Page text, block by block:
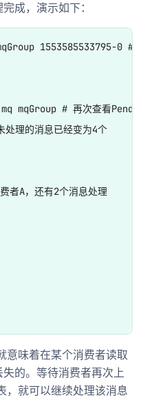
成，演示如下：
1553585533795-0 #
mqGroup # 再次查看
的消息已经变为4个
A，还有2个消息处理
意味着在某个消费者读取
的。等待消费者再次上
，就可以继续处理该消息